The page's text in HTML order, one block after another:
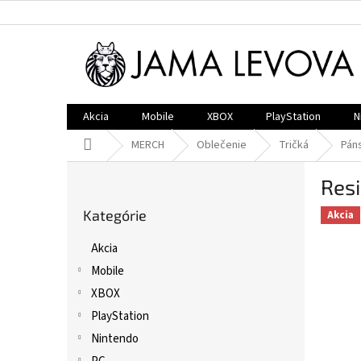
na
Akcia Mobile XBOX PlayStation
DomovMERCH Oblečenie Tričká
kategórie
Kategórie
Akcia
Mobile
XBOX
PlayStation
Nintendo
Akcia